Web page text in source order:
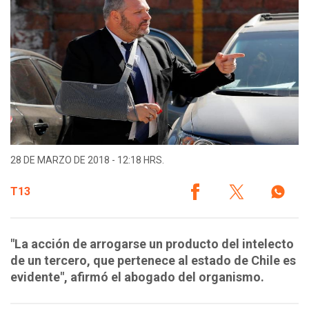
28 DE MARZO DE 2018 - 12:18 HRS.
T13
"La acción de arrogarse un producto del intelecto
de un tercero, que pertenece al estado de Chile es
evidente", afirmó el abogado del organismo.